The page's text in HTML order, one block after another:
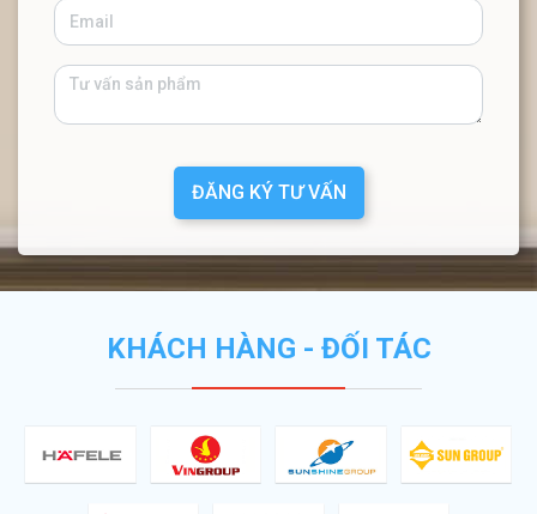
ĐĂNG KÝ TƯ VẤN
KHÁCH HÀNG - ĐỐI TÁC